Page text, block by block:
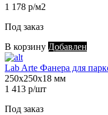
1 178 р/м2
Под заказ
В корзину Добавлен
Lab Arte Фанера для
250х250х18 мм
1 413 р/шт
Под заказ